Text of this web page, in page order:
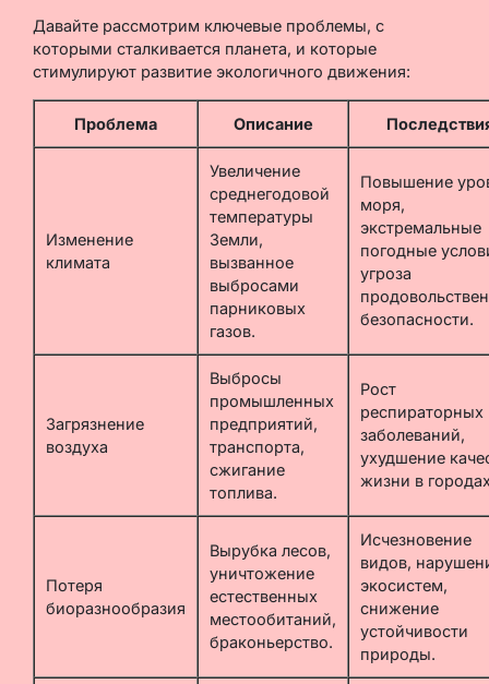
Давайте рассмотрим ключевые проблемы, с
которыми сталкивается планета, и которые
стимулируют развитие экологичного движения:
Проблема Описание
Изменение
климата
Увеличение
среднегодовой
температуры
Земли,
вызванное
выбросами
парниковых
газов.
Повышение
моря,
экстремальные
погодные
угроза
безопасности.
Загрязнение
воздуха
Выбросы
промышленных
предприятий,
транспорта,
сжигание
топлива.
Рост
респираторных
заболеваний,
ухудшение
жизни в
Потеря
биоразнообразия
Вырубка лесов,
уничтожение
естественных
местообитаний,
браконьерство.
Исчезновение
видов,
экосистем,
снижение
устойчивости
природы.